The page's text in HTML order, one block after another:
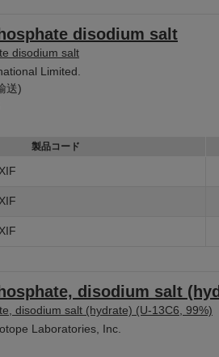
disodium salt
disodium salt
Limited.
送)
製品コード
disodium salt
disodium salt (hydrate) (U-13C6, 99%)
Laboratories, Inc.